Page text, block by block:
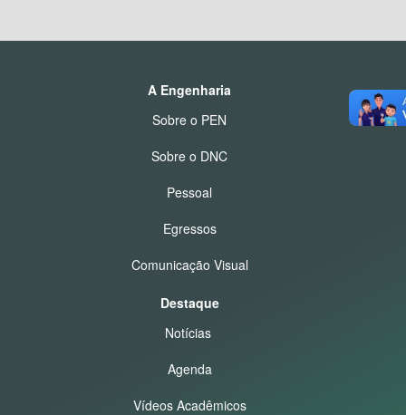
A Engenharia
Sobre o PEN
Sobre o DNC
Pessoal
Egressos
Comunicação Visual
Destaque
Notícias
Agenda
Vídeos Acadêmicos